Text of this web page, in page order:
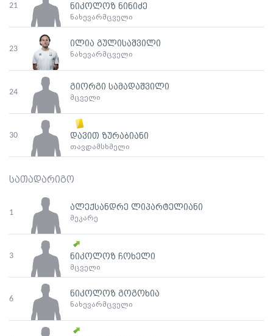
21 ნიკოლოზ ნინიძე
ნახევარმცველი
23
ილია გულისაშვილი
ნახევარმცველი
24
გიორგი სამადაშვილი
მცველი
30 დავით ზურაბიანი
თავდამსხმელი
სათადარიგო
1
ალექსანდრე ლიპარტელიანი
მეკარე
3 ნიკოლოზ ჩოხელი
მცველი
6
ნიკოლოზ გოგოხია
ნახევარმცველი